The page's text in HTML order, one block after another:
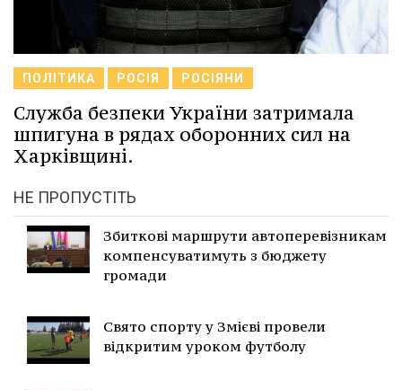
ПОЛІТИКА РОСІЯ РОСІЯНИ
Служба безпеки України затримала
шпигуна в рядах оборонних сил на
Харківщині.
НЕ ПРОПУСТІТЬ
Збиткові маршрути автоперевізникам
компенсуватимуть з бюджету
громади
Свято спорту у Змієві провели
відкритим уроком футболу